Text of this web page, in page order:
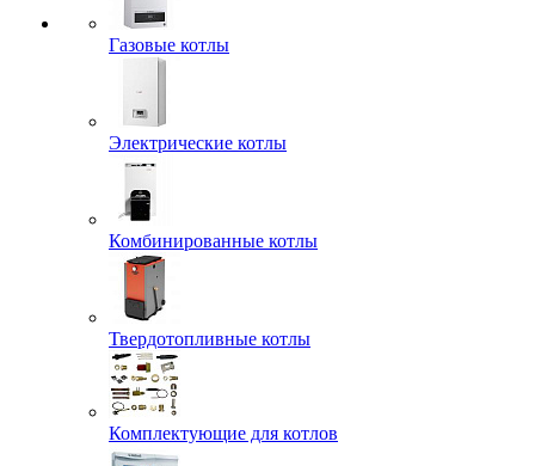
Газовые котлы
Электрические котлы
Комбинированные котлы
Твердотопливные котлы
Комплектующие для котлов